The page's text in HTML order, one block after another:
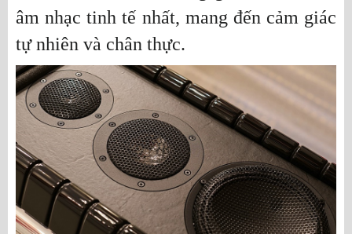
âm nhạc tinh tế nhất, mang đến cảm giác
tự nhiên và chân thực.